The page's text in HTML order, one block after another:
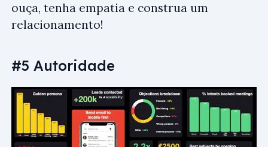
ouça, tenha empatia e construa um
relacionamento!
#5 Autoridade